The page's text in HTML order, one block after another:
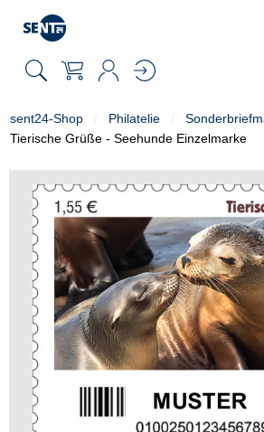
sent24-Shop Philatelie
Tierische Grüße - Seehunde Einzelmarke